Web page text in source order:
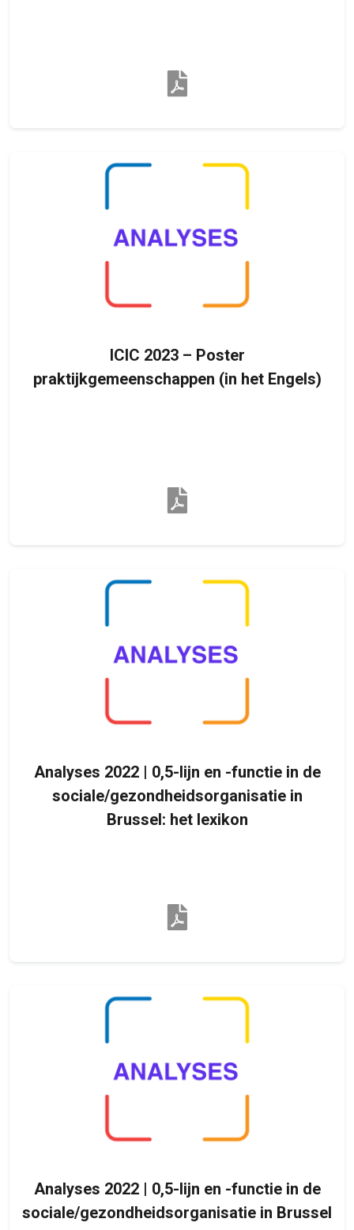
ICIC 2023 – Poster
praktijkgemeenschappen (in het Engels)
Analyses 2022 | 0,5-lijn en -functie in de
sociale/gezondheidsorganisatie in
Brussel: het lexikon
Analyses 2022 | 0,5-lijn en -functie in de
sociale/gezondheidsorganisatie in Brussel